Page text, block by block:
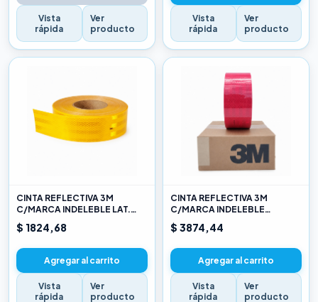
Vista
rápida
Ver
producto
Vista
rápida
Ver
producto
CINTA REFLECTIVA 3M
C/MARCA INDELEBLE LAT.
$ 1824,68
Agregar al carrito
Vista
rápida
Ver
producto
CINTA REFLECTIVA 3M
C/MARCA INDELEBLE
TRASERA BLANCA Y ROJO X
METRO
$ 3874,44
Agregar al carrito
Vista
rápida
Ver
producto